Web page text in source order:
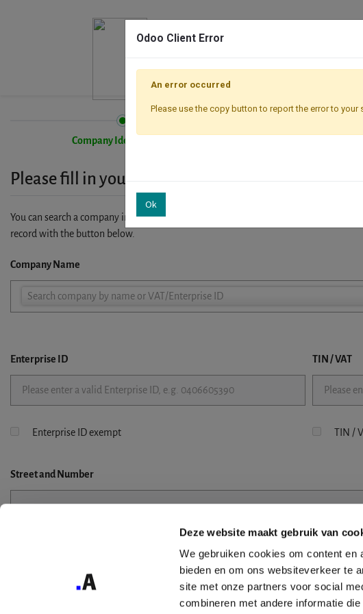
Deze website maakt gebruik van
We gebruiken cookies om content
bieden en om ons websiteverkeer te
site met onze partners voor social
combineren met andere informatie
Company Identification
Please fill in your company details
You can search a company in our database by name, VAT or enterprise ID. When
record with the button below.
Company Name
Search company by name or VAT/Enterprise ID
Company
Enterprise ID TIN / VAT
Enterprise ID exempt TIN /
Streetand Number
Odoo Client Error
An error occurred
Please use the copy button to report the error to your
Ok